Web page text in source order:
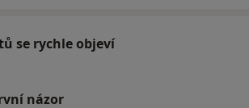
se rychle objeví
názor